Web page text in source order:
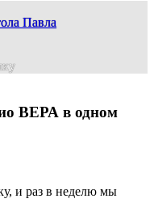
Павла
ВЕРА в одном
и раз в неделю мы